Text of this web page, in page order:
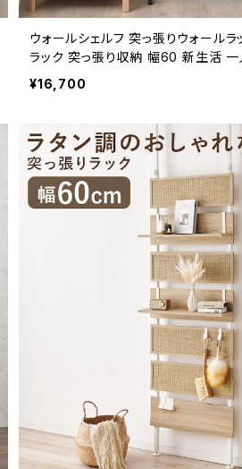
ウォールシェルフ 突っ張りウォールラ
ラック 突っ張り収納 幅60 新生活 一
¥16,700